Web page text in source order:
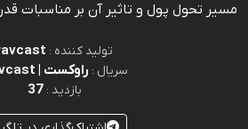
مسیر تحول پول و تاثیر آن بر مناسبات
تولید کننده :
سریال : راوکست | Ravcast
بازدید :37